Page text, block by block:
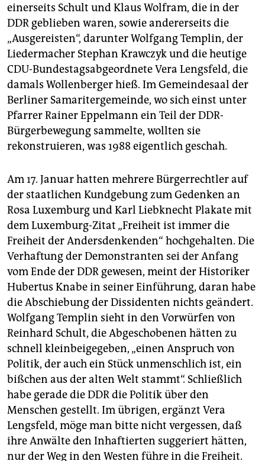
einerseits Schult und Klaus Wolfram, die in der
DDR geblieben waren, sowie andererseits die
„Ausgereisten“, darunter Wolfgang Templin, der
Liedermacher Stephan Krawczyk und die heutige
CDU-Bundestagsabgeordnete Vera Lengsfeld, die
damals Wollenberger hieß. Im Gemeindesaal der
Berliner Samaritergemeinde, wo sich einst unter
Pfarrer Rainer Eppelmann ein Teil der DDR-
Bürgerbewegung sammelte, wollten sie
rekonstruieren, was 1988 eigentlich geschah.
Am 17. Januar hatten mehrere Bürgerrechtler auf
der staatlichen Kundgebung zum Gedenken an
Rosa Luxemburg und Karl Liebknecht Plakate mit
dem Luxemburg-Zitat „Freiheit ist immer die
Freiheit der Andersdenkenden“ hochgehalten. Die
Verhaftung der Demonstranten sei der Anfang
vom Ende der DDR gewesen, meint der Historiker
Hubertus Knabe in seiner Einführung, daran habe
die Abschiebung der Dissidenten nichts geändert.
Wolfgang Templin sieht in den Vorwürfen von
Reinhard Schult, die Abgeschobenen hätten zu
schnell kleinbeigegeben, „einen Anspruch von
Politik, der auch ein Stück unmenschlich ist, ein
bißchen aus der alten Welt stammt“. Schließlich
habe gerade die DDR die Politik über den
Menschen gestellt. Im übrigen, ergänzt Vera
Lengsfeld, möge man bitte nicht vergessen, daß
ihre Anwälte den Inhaftierten suggeriert hätten,
nur der Weg in den Westen führe in die Freiheit.